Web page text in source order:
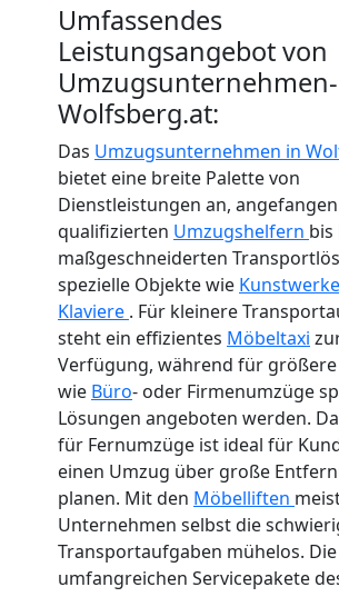
Umfassendes
Leistungsangebot von
Umzugsunternehmen-
Wolfsberg.at:
Das Umzugsunternehmen in
bietet eine breite Palette von
Dienstleistungen an,
qualifizierten Umzugshelfern bis
maßgeschneiderten
spezielle Objekte wie Kunstwerke
Klaviere . Für kleinere
steht ein effizientes Möbeltaxi
Verfügung, während für
wie Büro- oder Firmenumzüge
Lösungen angeboten werden.
für Fernumzüge ist ideal für
einen Umzug über große
planen. Mit den Möbelliften
Unternehmen selbst die
Transportaufgaben mühelos. Die
umfangreichen Servicepakete